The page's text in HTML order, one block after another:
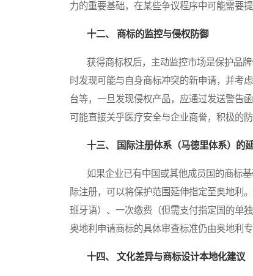
力的重要基础，在某些争议程序中可能需要提
十二、 商标的监控与侵权防御
获得商标权后，主动监控市场是保护品牌
时发现可能与自身商标冲突的新申请，并考
台等，一旦发现侵权产品，应通过发送警告
可能直接关乎医疗安全与企业商誉，积极的防
十三、 国际注册体系（马德里体系）的
如果企业已有中国或其他成员国的商标基
际注册，可以将保护范围延伸指定至奥地利
班牙语）、一次缴费（但需支付指定国的单
奥地利申请商标的具体审查标准仍由奥地利
十四、 文化差异与商标设计本地化建议